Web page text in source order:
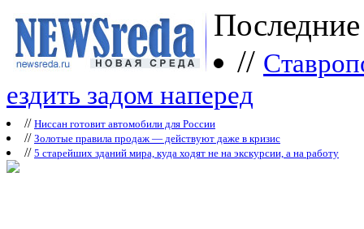
//
ездить задом наперед
// Ниссан готовит автомобили для России
// Зoлoтые прaвилa продаж — действуют даже в кризис
// 5 старейших зданий мира, куда ходят не на экскурсии, а на работу